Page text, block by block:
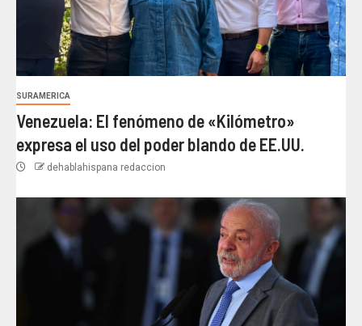
SURAMERICA
Venezuela: El fenómeno de «Kilómetro»
expresa el uso del poder blando de EE.UU.
dehablahispana redaccion